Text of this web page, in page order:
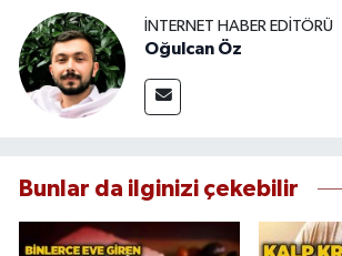
İNTERNET HABER EDITÖRÜ
Oğulcan Öz
Bunlar da ilginizi çekebilir